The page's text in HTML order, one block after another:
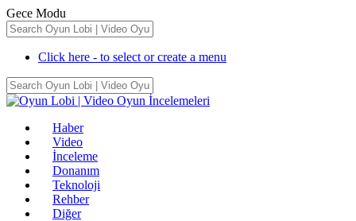
Gece Modu
Click here - to select or create a menu
Haber
Video
İnceleme
Donanım
Teknoloji
Rehber
Diğer